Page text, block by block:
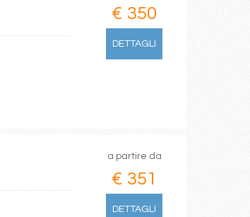
€ 350
DETTAGLI
a partire da
€ 351
DETTAGLI